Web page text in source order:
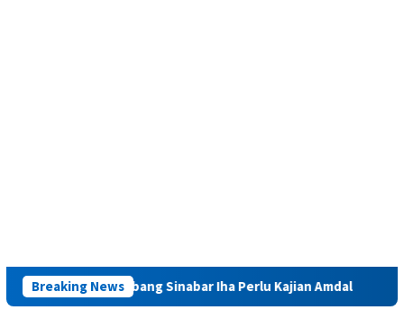
Breaking News
Tambang Sinabar Iha Perlu Kajian Amdal Launching